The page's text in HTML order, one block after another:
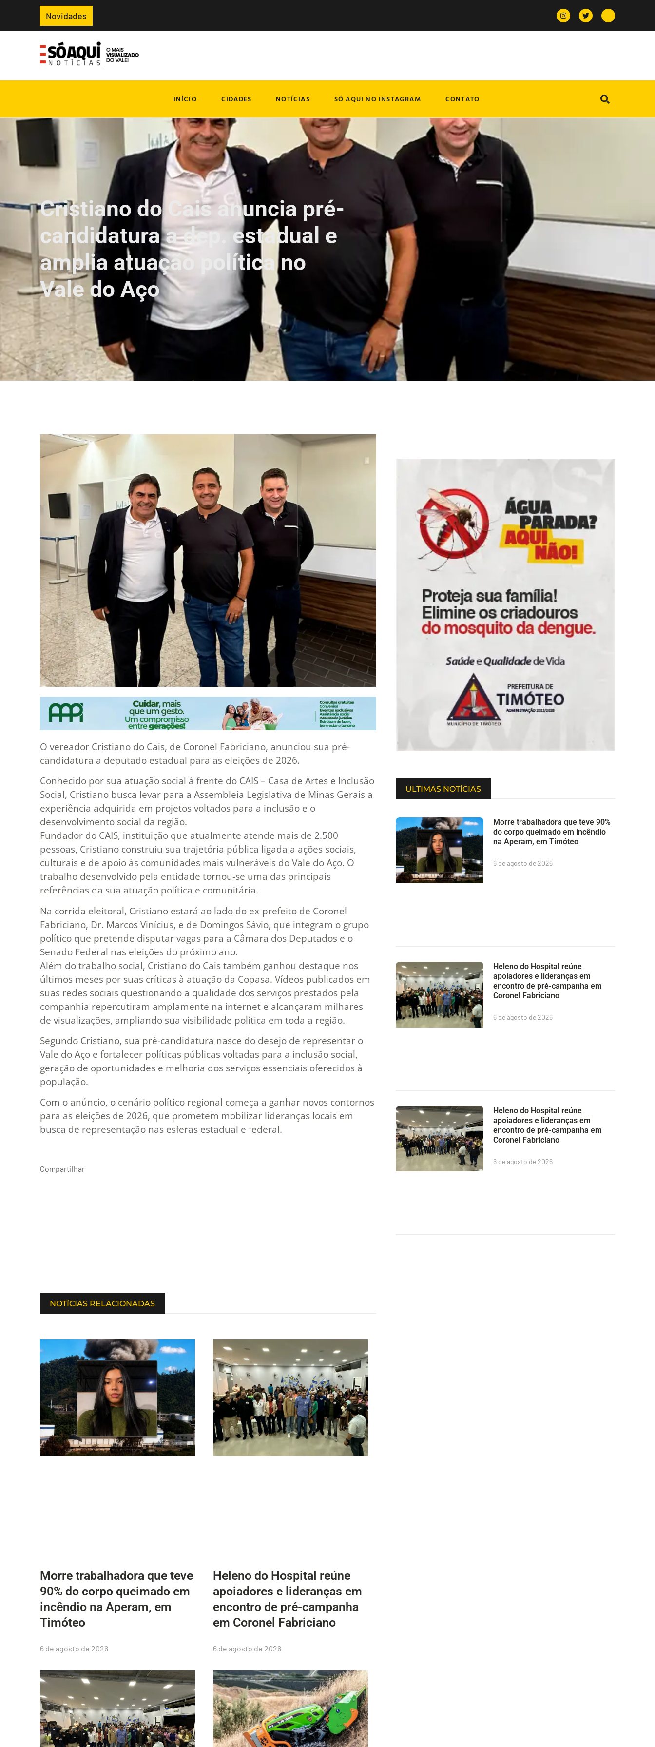
Novidades
INÍCIO CIDADES NOTÍCIAS SÓ AQUI NO INSTAGRAM CONTATO
Cristiano do Cais anuncia pré-
candidatura a dep. estadual e
amplia atuação política no
Vale do Aço
O vereador Cristiano do Cais, de Coronel Fabriciano, anunciou sua pré-
candidatura a deputado estadual para as eleições de 2026.
Conhecido por sua atuação social à frente do CAIS – Casa de Artes e Inclusão
Social, Cristiano busca levar para a Assembleia Legislativa de Minas Gerais a
experiência adquirida em projetos voltados para a inclusão e o
desenvolvimento social da região.
Fundador do CAIS, instituição que atualmente atende mais de 2.500
pessoas, Cristiano construiu sua trajetória pública ligada a ações sociais,
culturais e de apoio às comunidades mais vulneráveis do Vale do Aço. O
trabalho desenvolvido pela entidade tornou-se uma das principais
referências da sua atuação política e comunitária.
Na corrida eleitoral, Cristiano estará ao lado do ex-prefeito de Coronel
Fabriciano, Dr. Marcos Vinícius, e de Domingos Sávio, que integram o grupo
político que pretende disputar vagas para a Câmara dos Deputados e o
Senado Federal nas eleições do próximo ano.
Além do trabalho social, Cristiano do Cais também ganhou destaque nos
últimos meses por suas críticas à atuação da Copasa. Vídeos publicados em
suas redes sociais questionando a qualidade dos serviços prestados pela
companhia repercutiram amplamente na internet e alcançaram milhares
de visualizações, ampliando sua visibilidade política em toda a região.
Segundo Cristiano, sua pré-candidatura nasce do desejo de representar o
Vale do Aço e fortalecer políticas públicas voltadas para a inclusão social,
geração de oportunidades e melhoria dos serviços essenciais oferecidos à
população.
Com o anúncio, o cenário político regional começa a ganhar novos contornos
para as eleições de 2026, que prometem mobilizar lideranças locais em
busca de representação nas esferas estadual e federal.
Compartilhar
NOTÍCIAS RELACIONADAS
Morre trabalhadora que teve
90% do corpo queimado em
incêndio na Aperam, em
Timóteo
6 de agosto de 2026
Heleno do Hospital reúne
apoiadores e lideranças em
encontro de pré-campanha
em Coronel Fabriciano
6 de agosto de 2026
ULTIMAS NOTÍCIAS
Morre trabalhadora que teve 90%
do corpo queimado em incêndio
na Aperam, em Timóteo
6 de agosto de 2026
Heleno do Hospital reúne
apoiadores e lideranças em
encontro de pré-campanha em
Coronel Fabriciano
6 de agosto de 2026
Heleno do Hospital reúne
apoiadores e lideranças em
encontro de pré-campanha em
Coronel Fabriciano
6 de agosto de 2026